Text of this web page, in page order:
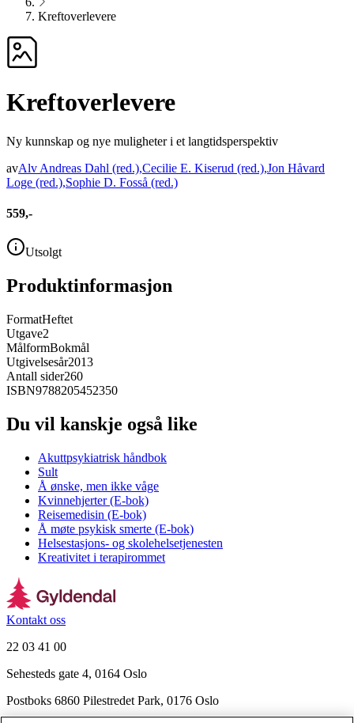
Kreftoverlevere
Kreftoverlevere
Ny kunnskap og nye muligheter i et langtidsperspektiv
avAlv Andreas Dahl (red.),Cecilie E. Kiserud (red.),Jon Håvard
Loge (red.),Sophie D. Fosså (red.)
559,-
Utsolgt
Produktinformasjon
FormatHeftet
Utgave2
MålformBokmål
Utgivelsesår2013
Antall sider260
ISBN9788205452350
Du vil kanskje også like
Akuttpsykiatrisk håndbok
Sult
Å ønske, men ikke våge
Kvinnehjerter (E-bok)
Reisemedisin (E-bok)
Å møte psykisk smerte (E-bok)
Helsestasjons- og skolehelsetjenesten
Kreativitet i terapirommet
Kontakt oss
22 03 41 00
Sehesteds gate 4, 0164 Oslo
Postboks 6860 Pilestredet Park, 0176 Oslo